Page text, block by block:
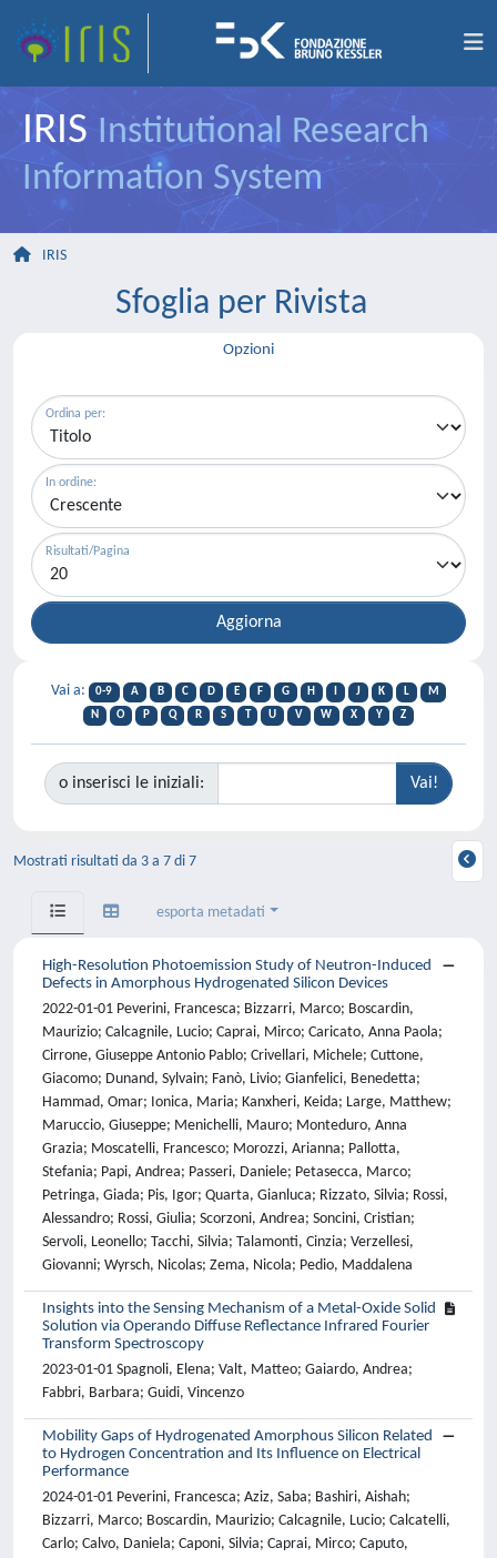
IRIS Institutional Research
Information System
IRIS
Sfoglia per Rivista
Opzioni
Ordina per:
In ordine:
Risultati/Pagina
Vai a: 0-9 A B C D E F G H J K L
M
N
O P Q R S T U V W X Y Z
o inserisci le iniziali:
Mostrati risultati da 3 a 7 di 7
esporta metadati
High-Resolution Photoemission Study of Neutron-Induced
Defects in Amorphous Hydrogenated Silicon Devices
2022-01-01 Peverini, Francesca; Bizzarri, Marco; Boscardin,
Maurizio; Calcagnile, Lucio; Caprai, Mirco; Caricato, Anna Paola;
Cirrone, Giuseppe Antonio Pablo; Crivellari, Michele; Cuttone,
Giacomo; Dunand, Sylvain; Fanò, Livio; Gianfelici, Benedetta;
Hammad, Omar; Ionica, Maria; Kanxheri, Keida; Large, Matthew;
Maruccio, Giuseppe; Menichelli, Mauro; Monteduro, Anna
Grazia; Moscatelli, Francesco; Morozzi, Arianna; Pallotta,
Stefania; Papi, Andrea; Passeri, Daniele; Petasecca, Marco;
Petringa, Giada; Pis, Igor; Quarta, Gianluca; Rizzato, Silvia; Rossi,
Alessandro; Rossi, Giulia; Scorzoni, Andrea; Soncini, Cristian;
Servoli, Leonello; Tacchi, Silvia; Talamonti, Cinzia; Verzellesi,
Giovanni; Wyrsch, Nicolas; Zema, Nicola; Pedio, Maddalena
Insights into the Sensing Mechanism of a Metal-Oxide Solid
Solution via Operando Diffuse Reflectance Infrared Fourier
Transform Spectroscopy
2023-01-01 Spagnoli, Elena; Valt, Matteo; Gaiardo, Andrea;
Fabbri, Barbara; Guidi, Vincenzo
Mobility Gaps of Hydrogenated Amorphous Silicon Related
to Hydrogen Concentration and Its Influence on Electrical
Performance
2024-01-01 Peverini, Francesca; Aziz, Saba; Bashiri, Aishah;
Bizzarri, Marco; Boscardin, Maurizio; Calcagnile, Lucio; Calcatelli,
Carlo; Calvo, Daniela; Caponi, Silvia; Caprai, Mirco; Caputo,